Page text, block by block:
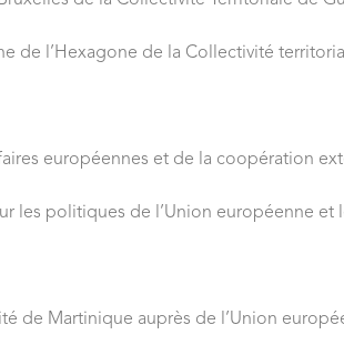
de l’Hexagone de la Collectivité
européennes et de la coopération
les politiques de l’Union européenne et
de Martinique auprès de l’Union